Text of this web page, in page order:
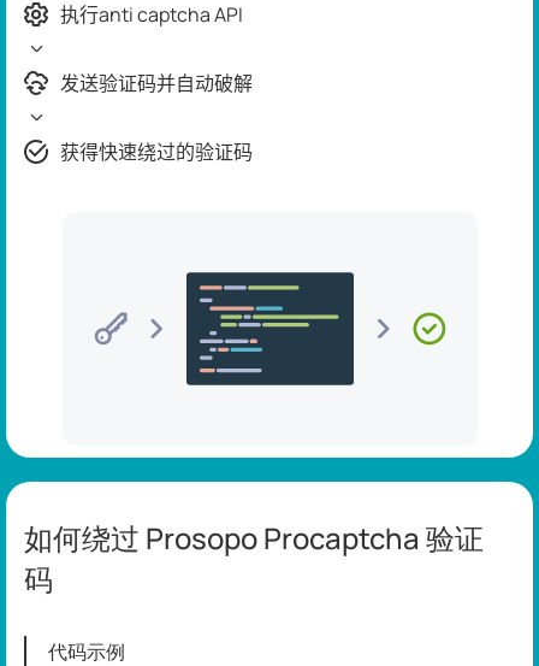
执行anti captcha API
发送验证码并自动破解
获得快速绕过的验证码
如何绕过 Prosopo Procaptcha 验证
码
代码示例